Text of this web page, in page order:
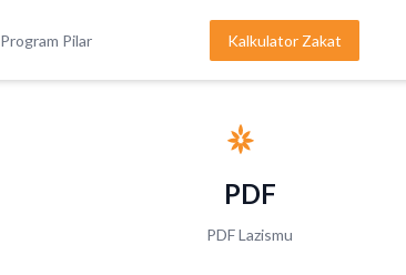
Program Pilar Kalkulator Zakat
PDF
PDF Lazismu